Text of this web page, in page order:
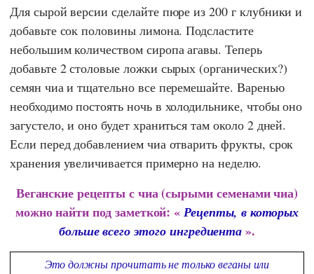
Для сырой версии сделайте пюре из 200 г клубники и
добавьте сок половины лимона. Подсластите
небольшим количеством сиропа агавы. Теперь
добавьте 2 столовые ложки сырых (органических?)
семян чиа и тщательно все перемешайте. Варенью
необходимо постоять ночь в холодильнике, чтобы оно
загустело, и оно будет храниться там около 2 дней.
Если перед добавлением чиа отварить фрукты, срок
хранения увеличивается примерно на неделю.
Веганские рецепты с чиа (сырыми семенами чиа)
можно найти под заметкой: «Рецепты, в которых
больше всего этого ингредиента ».
Это должны прочитать не только веганы или